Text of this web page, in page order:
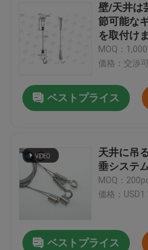
壁/天井は
節可能な
を取付け
MOQ：
価格：交渉
ベストプライス
天井に吊
垂システ
MOQ：
価格：
ベストプライス